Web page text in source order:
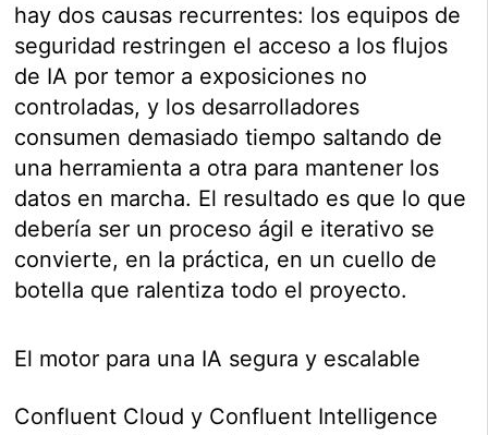
hay dos causas recurrentes: los equipos de
seguridad restringen el acceso a los flujos
de IA por temor a exposiciones no
controladas, y los desarrolladores
consumen demasiado tiempo saltando de
una herramienta a otra para mantener los
datos en marcha. El resultado es que lo que
debería ser un proceso ágil e iterativo se
convierte, en la práctica, en un cuello de
botella que ralentiza todo el proyecto.
El motor para una IA segura y escalable
Confluent Cloud y Confluent Intelligence